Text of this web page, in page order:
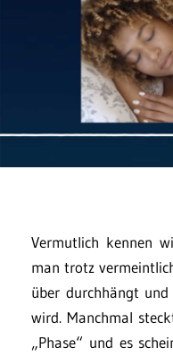
Vermutlich kennen
man trotz
über durchhängt
wird. Manchmal
„Phase“ und es